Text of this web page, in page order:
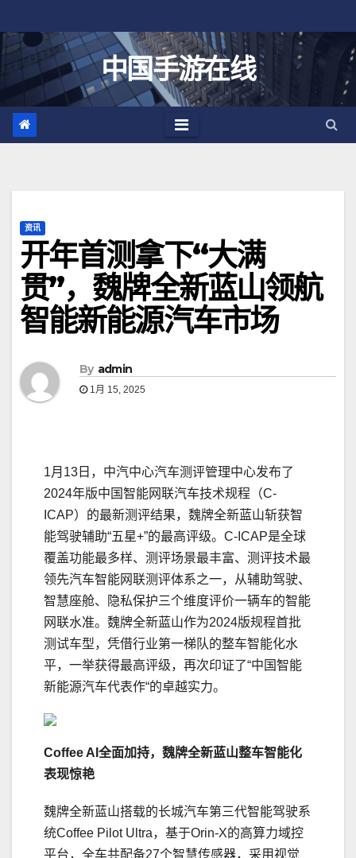
至
中国手游在线
资讯
开年首测拿下“大满
贯”，魏牌全新蓝山领航
智能新能源汽车市场
By admin
1月 15, 2025
1月13日，中汽中心汽车测评管理中心发布了
2024年版中国智能网联汽车技术规程（C-
ICAP）的最新测评结果，魏牌全新蓝山斩获智
能驾驶辅助“五星+”的最高评级。C-ICAP是全球
覆盖功能最多样、测评场景最丰富、测评技术最
领先汽车智能网联测评体系之一，从辅助驾驶、
智慧座舱、隐私保护三个维度评价一辆车的智能
网联水准。魏牌全新蓝山作为2024版规程首批
测试车型，凭借行业第一梯队的整车智能化水
平，一举获得最高评级，再次印证了“中国智能
新能源汽车代表作“的卓越实力。
Coffee AI 全面加持，魏牌全新蓝山整车智能化
表现惊艳
魏牌全新蓝山搭载的长城汽车第三代智能驾驶系
统Coffee Pilot Ultra，基于Orin-X的高算力域控
平台，全车共配备27个智慧传感器，采用视觉